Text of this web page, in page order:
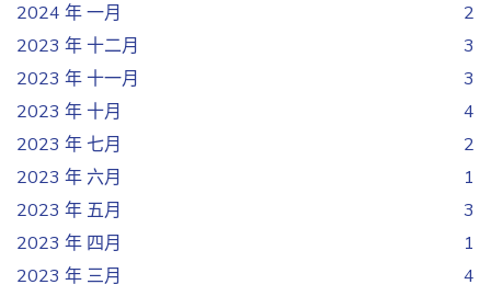
2024 年 一月
2
2023 年 十二月
3
2023 年 十一月
3
2023 年 十月
4
2023 年 七月
2
2023 年 六月
1
2023 年 五月
3
2023 年 四月
1
2023 年 三月
4